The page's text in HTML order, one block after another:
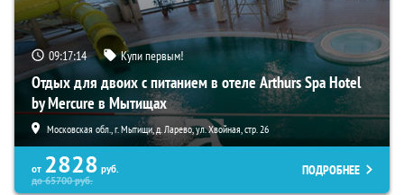
09:17:13 Купи первым!
Отдых для двоих с питанием в отеле Arthurs Spa Hotel
by Mercure в Мытищах
Московская обл., г. Мытищи, д. Ларево, ул. Хвойная, стр. 26
от 2828 руб.
до65700руб.
ПОДРОБНЕЕ